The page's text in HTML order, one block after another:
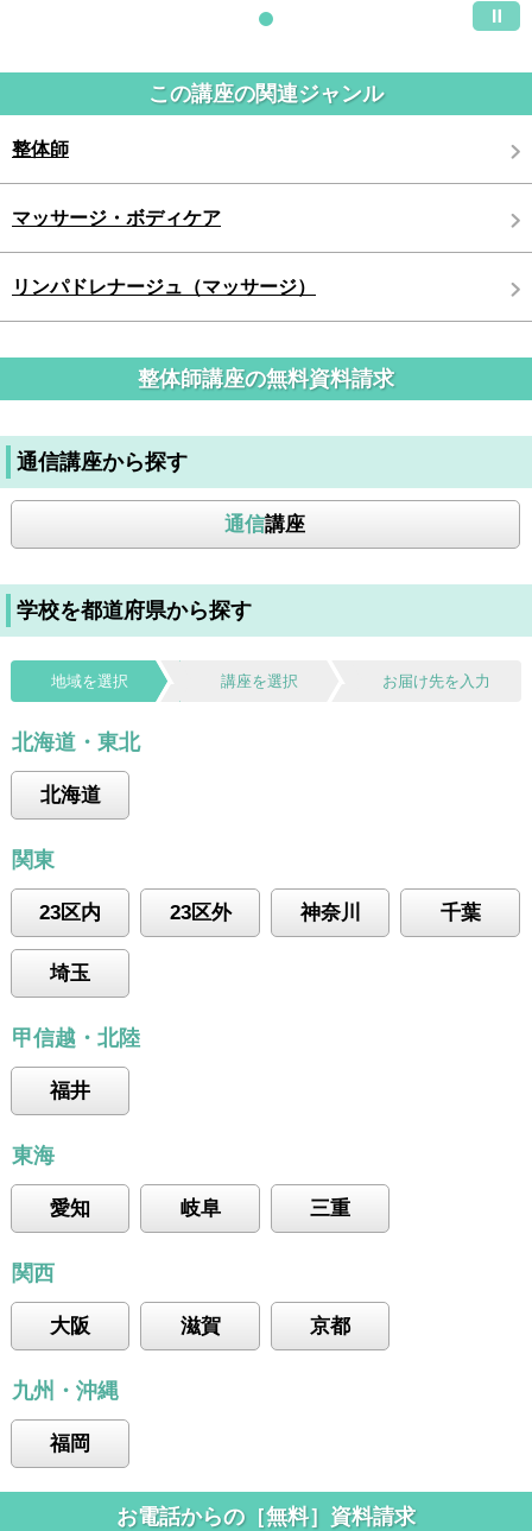
この講座の関連ジャンル
整体師
マッサージ・ボディケア
リンパドレナージュ（マッサージ）
整体師講座の無料資料請求
通信講座から探す
通信講座
学校を都道府県から探す
地域を選択 講座を選択 お届け先を入力
北海道・東北
北海道
関東
23区内 23区外 神奈川 千葉
埼玉
甲信越・北陸
福井
東海
愛知 岐阜 三重
関西
大阪 滋賀 京都
九州・沖縄
福岡
お電話からの［無料］資料請求